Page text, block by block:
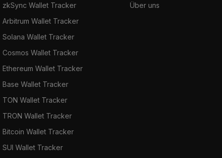
zkSync Wallet Tracker
Arbitrum Wallet Tracker
Solana Wallet Tracker
Cosmos Wallet Tracker
Ethereum Wallet Tracker
Base Wallet Tracker
TON Wallet Tracker
TRON Wallet Tracker
Bitcoin Wallet Tracker
SUI Wallet Tracker
Über uns